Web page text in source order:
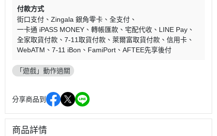
付款方式
街口支付
Zingala 銀角零卡
全支付
一卡通 iPASS MONEY
轉帳匯款 宅配代收
LINE Pay
全家取貨付款
7-11取貨付款 萊爾富取貨付款
信用卡
WebATM
7-11 iBon FamiPort AFTEE先享後付
「遊戲」動作過關
分享商品到
商品詳情